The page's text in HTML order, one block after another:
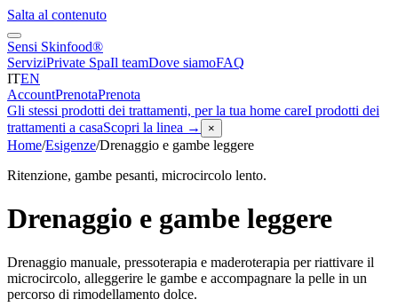
Salta al contenuto
Sensi Skinfood®
ServiziPrivate SpaIl teamDove siamoFAQ
ITEN
AccountPrenotaPrenota
Gli stessi prodotti dei trattamenti, per la tua home careI prodotti dei
trattamenti a casaScopri la linea → ×
Home/Esigenze/Drenaggio e gambe leggere
Ritenzione, gambe pesanti, microcircolo lento.
Drenaggio e gambe leggere
Drenaggio manuale, pressoterapia e maderoterapia per riattivare il
microcircolo, alleggerire le gambe e accompagnare la pelle in un
percorso di rimodellamento dolce.